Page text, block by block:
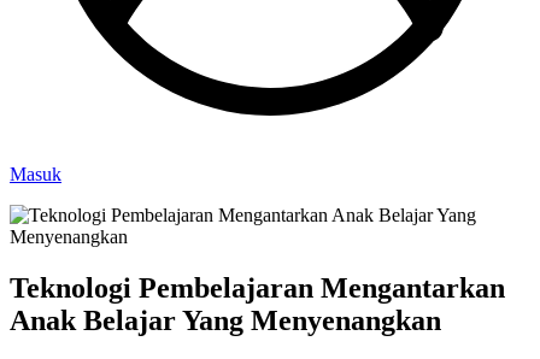
Masuk
Teknologi Pembelajaran Mengantarkan
Anak Belajar Yang Menyenangkan